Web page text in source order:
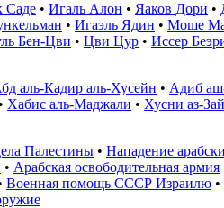
Саде • Игаль Алон • Яаков Дори •
• Игаэль Ядин • Моше
Бен-Цви • Цви Цур • Иссер
аль-Кадир аль-Хусейн • Адиб
• Хабис аль-Маджали • Хусни аз-
Палестины • Нападение
• Арабская освободительная армия
Военная помощь СССР Израилю •